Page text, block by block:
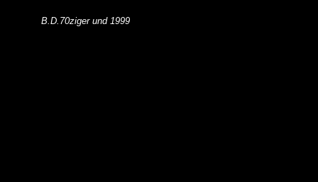
B.D.70ziger und 1999